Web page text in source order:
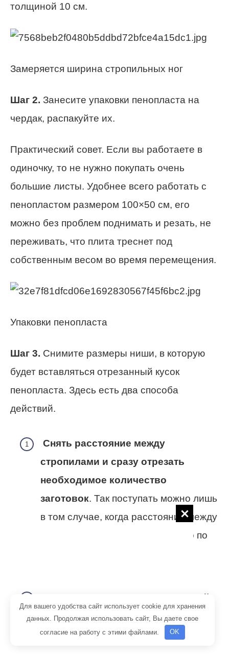
толщиной 10 см.
Замеряется ширина стропильных ног
Шаг 2. Занесите упаковки пенопласта на
чердак, распакуйте их.
Практический совет. Если вы работаете в
одиночку, то не нужно покупать очень
большие листы. Удобнее всего работать с
пенопластом размером 100×50 см, его
можно без проблем поднимать и резать, не
переживать, что плита треснет под
собственным весом во время перемещения.
Упаковки пенопласта
Шаг 3. Снимите размеры ниши, в которую
будет вставляться отрезанный кусок
пенопласта. Здесь есть два способа
действий.
Снять расстояние между
стропилами и сразу отрезать
необходимое количество
заготовок. Так поступать можно лишь
в том случае, когда расстояние между
стропильными ногами одинаково по
Отмерять перед отрезкой каждый
лист пенопласта. Такой метод
отнимает немного больше времени,
Для вашего удобства сайт использует cookie для хранения
данных. Продолжая использовать сайт, Вы даете свое
согласие на работу с этими файлами.
OK